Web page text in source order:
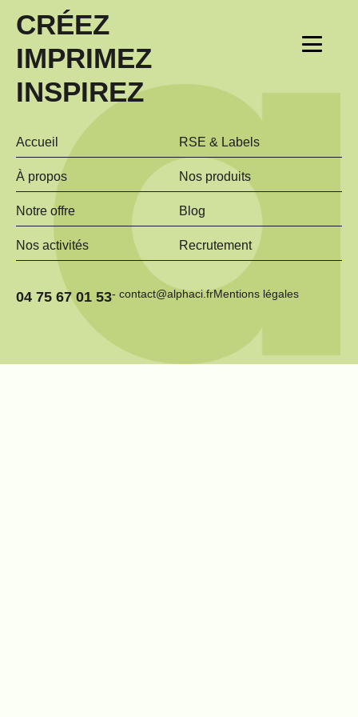
CRÉEZ
IMPRIMEZ
INSPIREZ
Accueil
À propos
Notre offre
Nos activités
RSE & Labels
Nos produits
Blog
Recrutement
04 75 67 01 53- contact@alphaci.frMentions légales